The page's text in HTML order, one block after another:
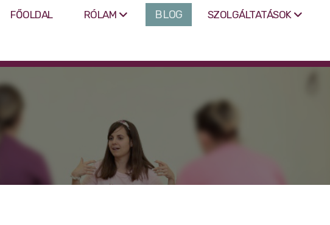
FŐOLDAL RÓLAM BLOG SZOLGÁLTATÁSOK